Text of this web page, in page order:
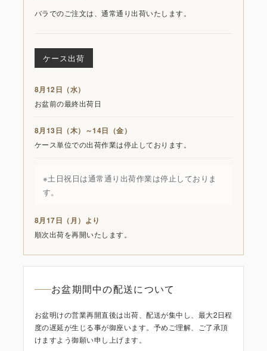
バラでのご注文は、通常通り出荷いたします。
ケース出荷
8月12日（水）
お盆前の最終出荷日
8月13日（木）～14日（金）
ケース単位での出荷作業は停止しております。
※土日祝日は通常通り出荷作業は停止しておりま
す。
8月17日（月）より
順次出荷を再開いたします。
お盆期間中の配送について
お盆明けの営業再開直後は出荷、配送が集中し、最大2日程
度の遅延が生じる事が御座います。予めご理解、ご了承頂
けますよう御願い申し上げます。